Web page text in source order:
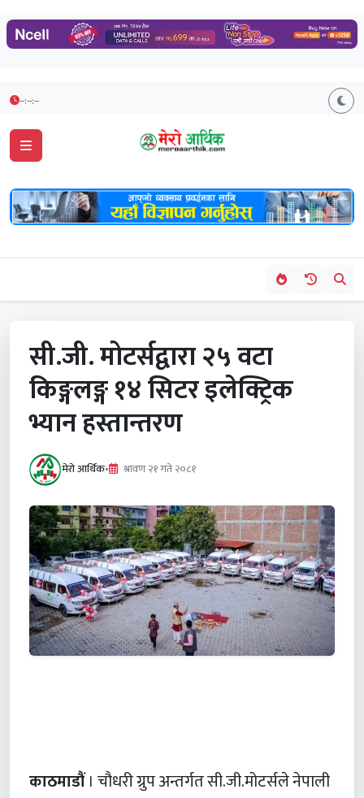
--:--:--
सी.जी. मोटर्सद्वारा २५ वटा
किङ्गलङ्ग १४ सिटर इलेक्ट्रिक
भ्यान हस्तान्तरण
मेरो आर्थिक• श्रावण २१ गते २०८१
काठमाडौं। चौधरी ग्रुप अन्तर्गत सी.जी.मोटर्सले नेपाली